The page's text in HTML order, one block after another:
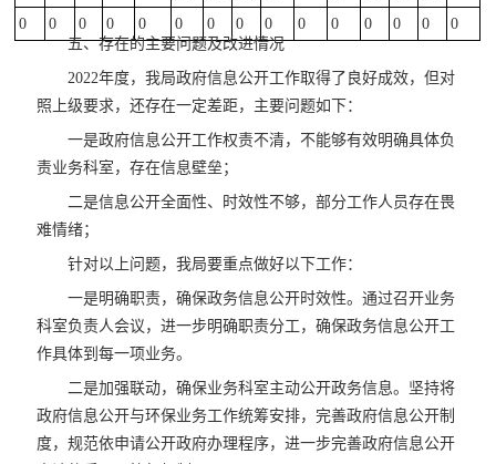
0 0 0 0 0 0 0 0 0 0 0 0 0 0
0
五、存在的主要问题及改进情况
2022年度，我局政府信息公开工作取得了良好成效，但对
照上级要求，还存在一定差距，主要问题如下：
一是政府信息公开工作权责不清，不能够有效明确具体负
责业务科室，存在信息壁垒；
二是信息公开全面性、时效性不够，部分工作人员存在畏
难情绪；
针对以上问题，我局要重点做好以下工作：
一是明确职责，确保政务信息公开时效性。通过召开业务
科室负责人会议，进一步明确职责分工，确保政务信息公开工
作具体到每一项业务。
二是加强联动，确保业务科室主动公开政务信息。坚持将
政府信息公开与环保业务工作统筹安排，完善政府信息公开制
度，规范依申请公开政府办理程序，进一步完善政府信息公开